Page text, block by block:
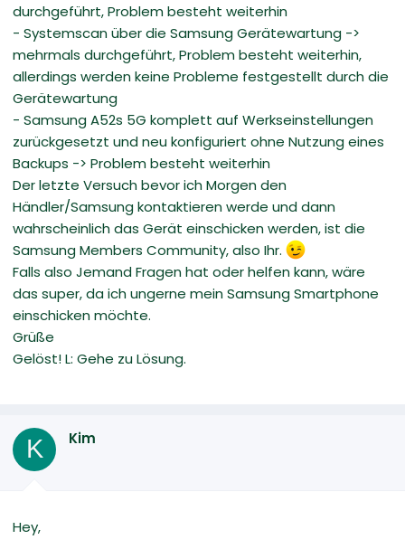
durchgeführt, Problem besteht weiterhin
- Systemscan über die Samsung Gerätewartung ->
mehrmals durchgeführt, Problem besteht weiterhin,
allerdings werden keine Probleme festgestellt durch die
Gerätewartung
- Samsung A52s 5G komplett auf Werkseinstellungen
zurückgesetzt und neu konfiguriert ohne Nutzung eines
Backups -> Problem besteht weiterhin
Der letzte Versuch bevor ich Morgen den
Händler/Samsung kontaktieren werde und dann
wahrscheinlich das Gerät einschicken werden, ist die
Samsung Members Community, also Ihr.
Falls also Jemand Fragen hat oder helfen kann, wäre
das super, da ich ungerne mein Samsung Smartphone
einschicken möchte.
Grüße
Gelöst! L: Gehe zu Lösung.
K Kim
Hey,